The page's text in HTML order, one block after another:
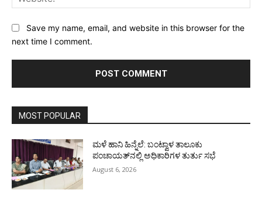
Save my name, email, and website in this browser for the
next time I comment.
MOST POPULAR
ಮಳೆ ಹಾನಿ ಹಿನ್ನೆಲೆ: ಬಂಟ್ವಾಳ ತಾಲೂಕು
ಪಂಚಾಯತ್‌ನಲ್ಲಿ ಅಧಿಕಾರಿಗಳ ತುರ್ತು ಸಭೆ
August 6, 2026